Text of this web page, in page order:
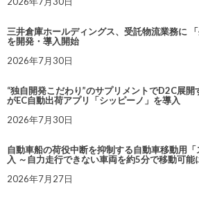
三井倉庫ホールディングス、受託物流業務に
を開発・導入開始
2026年7月30日
“独自開発こだわり”のサプリメントでD2C展開
がEC自動出荷アプリ「シッピーノ」を導入
2026年7月30日
自動車船の荷役中断を抑制する自動車移動用
入 ～自力走行できない車両を約5分で移動可能
2026年7月27日